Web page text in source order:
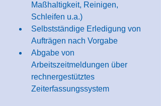
Maßhaltigkeit, Reinigen,
Schleifen u.a.)
Selbstständige Erledigung von
Aufträgen nach Vorgabe
Abgabe von
Arbeitszeitmeldungen über
rechnergestütztes
Zeiterfassungssystem